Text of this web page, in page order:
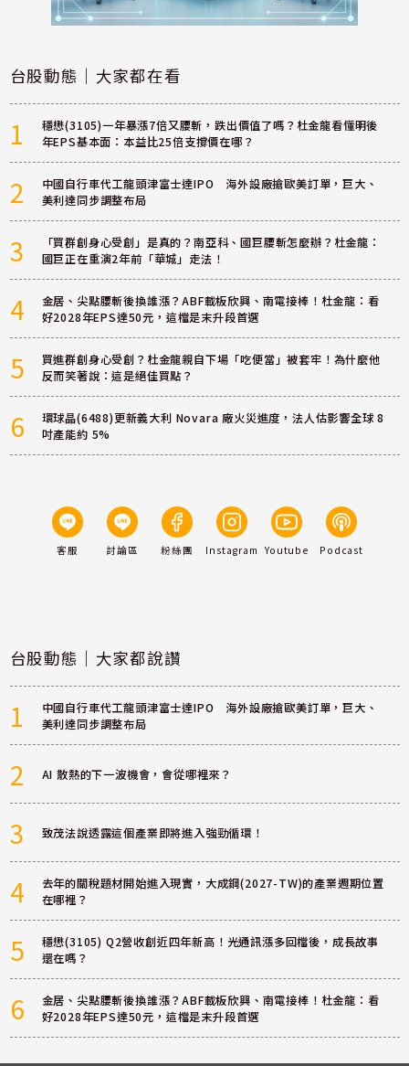
台股動態｜大家都在看
1
穩懋(3105)一年暴漲7倍又腰斬，跌出價值了嗎？杜金龍看懂明後
年EPS基本面：本益比25倍支撐價在哪？
2
中國自行車代工龍頭津富士達IPO 海外設廠搶歐美訂單，巨大、
美利達同步調整布局
3
「買群創身心受創」是真的？南亞科、國巨腰斬怎麼辦？杜金龍：
國巨正在重演2年前「華城」走法！
4
金居、尖點腰斬後換誰漲？ABF載板欣興、南電接棒！杜金龍：看
好2028年EPS達50元，這檔是末升段首選
5
買進群創身心受創？杜金龍親自下場「吃便當」被套牢！為什麼他
反而笑著說：這是絕佳買點？
6
環球晶(6488)更新義大利 Novara 廠火災進度，法人估影響全球 8
吋產能約 5%
客服 討論區 粉絲團 Instagram Youtube Podcast
台股動態｜大家都說讚
1
中國自行車代工龍頭津富士達IPO 海外設廠搶歐美訂單，巨大、
美利達同步調整布局
2 AI 散熱的下一波機會，會從哪裡來？
3 致茂法說透露這個產業即將進入強勁循環！
4
去年的關稅題材開始進入現實，大成鋼(2027-TW)的產業週期位置
在哪裡？
5
穩懋(3105) Q2營收創近四年新高！光通訊漲多回檔後，成長故事
還在嗎？
6
金居、尖點腰斬後換誰漲？ABF載板欣興、南電接棒！杜金龍：看
好2028年EPS達50元，這檔是末升段首選